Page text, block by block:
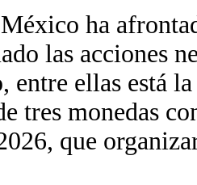
ha
las acciones
entre ellas está
tres monedas
que